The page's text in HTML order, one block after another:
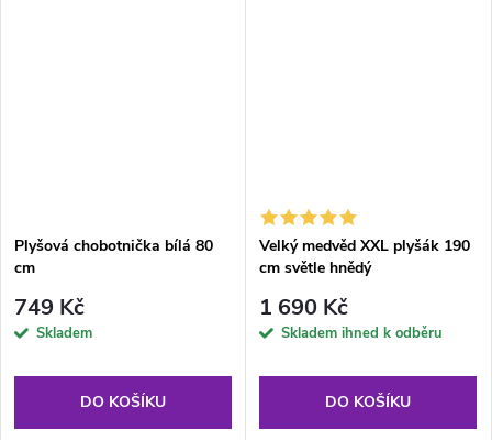
Plyšová chobotnička bílá 80
cm
749 Kč
Skladem
DO KOŠÍKU
Velký medvěd XXL plyšák 190
cm světle hnědý
1 690 Kč
Skladem ihned k odběru
DO KOŠÍKU